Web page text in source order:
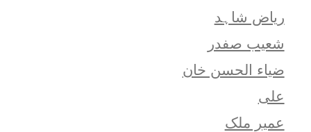
ریاض شاہد
شعيب صفدر
ضیاء الحسن خان
علی
عمیر ملک